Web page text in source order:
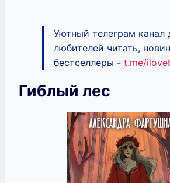
Уютный телеграм канал
любителей читать,
бестселлеры - t.me/
Гиблый лес